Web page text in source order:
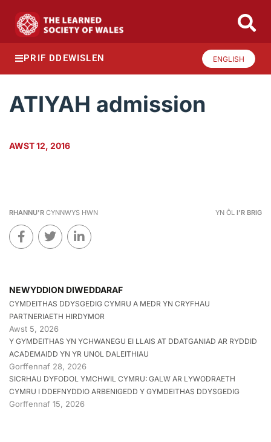
PRIF DDEWISLEN ENGLISH
ATIYAH admission
AWST 12, 2016
RHANNU'R CYNNWYS HWN YN ÔL I'R BRIG
NEWYDDION DIWEDDARAF
CYMDEITHAS DDYSGEDIG CYMRU A MEDR YN CRYFHAU
PARTNERIAETH HIRDYMOR
Awst 5, 2026
Y GYMDEITHAS YN YCHWANEGU EI LLAIS AT DDATGANIAD AR RYDDID
ACADEMAIDD YN YR UNOL DALEITHIAU
Gorffennaf 28, 2026
SICRHAU DYFODOL YMCHWIL CYMRU: GALW AR LYWODRAETH
CYMRU I DDEFNYDDIO ARBENIGEDD Y GYMDEITHAS DDYSGEDIG
Gorffennaf 15, 2026